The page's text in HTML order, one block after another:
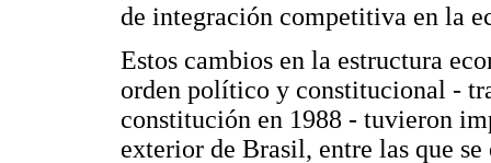
de integración competitiva en la
Estos cambios en la estructura
orden político y constitucional -
constitución en 1988 - tuvieron
exterior de Brasil, entre las que